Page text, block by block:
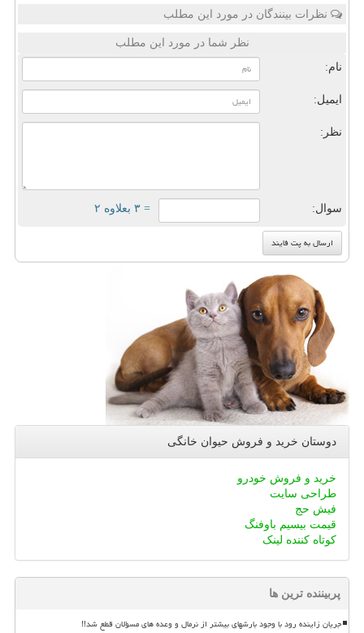
نظرات بینندگان در مورد این مطلب
نظر شما در مورد این مطلب
نام:
ایمیل:
نظر:
سوال: = ۳ بعلاوه ۲
دوستان خرید و فروش حیوان خانگی
خرید و فروش خودرو
طراحی سایت
فیش حج
قیمت بیسیم باوفنگ
کوتاه کننده لینک
پربیننده ترین ها
جریان زاینده رود با وجود بارشهای بیشتر از نرمال و وعده های مسؤلان قطع شد!!